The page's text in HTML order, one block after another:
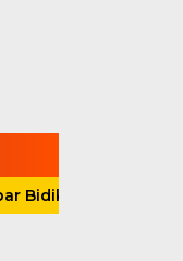
Berdaya Saing